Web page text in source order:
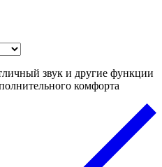
звук и другие функции
комфорта